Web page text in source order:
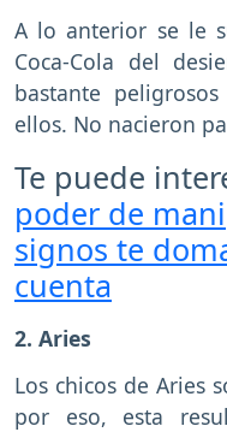
A lo anterior se le
Coca-Cola del
bastante
ellos. No nacieron
Te puede
poder de
signos te
cuenta
2. Aries
Los chicos de Aries
por eso, esta